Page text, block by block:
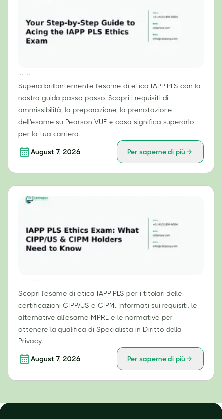
Supera brillantemente l'esame di etica IAPP PLS con la
nostra guida passo passo. Scopri i requisiti di
ammissibilità, la preparazione, la prenotazione
dell'esame su Pearson VUE e cosa significa superarlo
per la tua carriera.
August 7, 2026 Per saperne di più
Scopri l'esame di etica IAPP PLS per i titolari delle
certificazioni CIPP/US e CIPM. Informati sui requisiti, le
alternative all'esame MPRE e le normative per
ottenere la qualifica di Specialista in Diritto della
Privacy.
August 7, 2026 Per saperne di più